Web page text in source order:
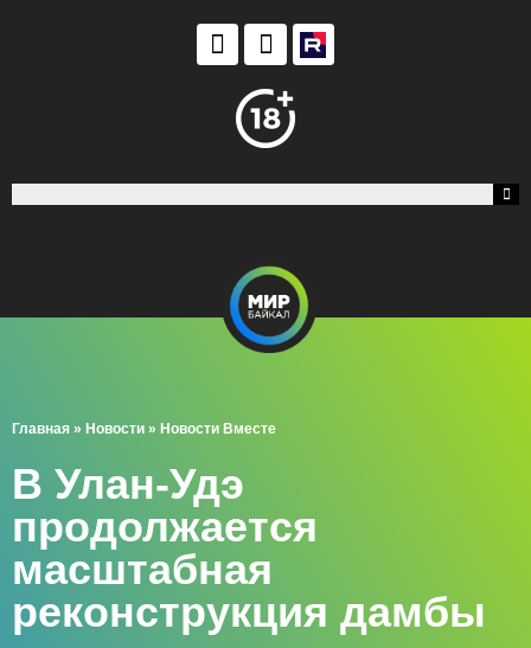
Главная » Новости » Новости Вместе
В Улан-Удэ
продолжается
масштабная
реконструкция дамбы